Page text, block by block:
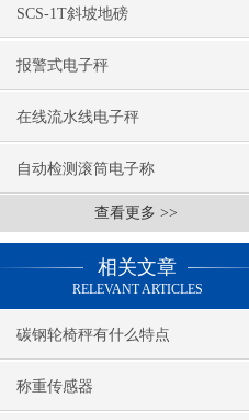
SCS-1T斜坡地磅
报警式电子秤
在线流水线电子秤
自动检测滚筒电子称
查看更多 >>
相关文章
RELEVANT ARTICLES
碳钢轮椅秤有什么特点
称重传感器